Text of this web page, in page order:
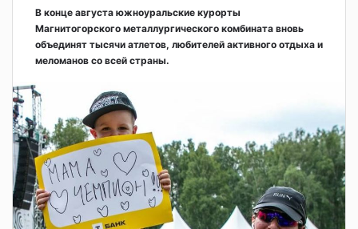
В конце августа южноуральские курорты
Магнитогорского металлургического комбината вновь
объединят тысячи атлетов, любителей активного отдыха и
меломанов со всей страны.